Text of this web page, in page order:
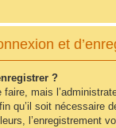
et
?
mais
qu’il soit nécessaire
l’enregistrement